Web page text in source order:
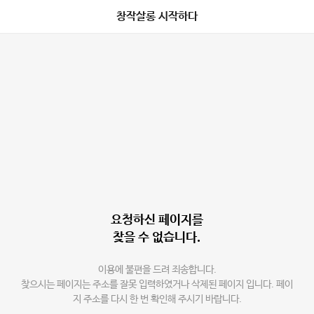
창작살롱 시작하다
요청하신 페이지를
찾을 수 없습니다.
이용에 불편을 드려 죄송합니다.
찾으시는 페이지는 주소를 잘못 입력하였거나 삭제된 페이지 입니다. 페이
지 주소를 다시 한 번 확인해 주시기 바랍니다.